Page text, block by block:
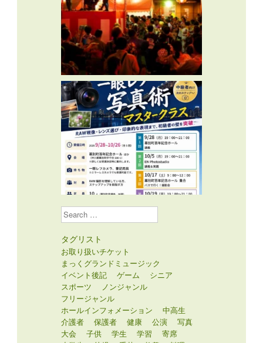
Search
タグリスト
お取り扱いチケット
まっくグランドミュージック
イベント後記
ゲーム
シニア
スポーツ
ノンジャンル
フリージャンル
ホールインフォメーション
中高生
介護者
保護者 健康 公演
写真
大会
子供 学生 学習
寄席